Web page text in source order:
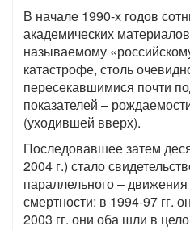
В начале 1990-х годов
академических
называемому
катастрофе, столь
пересекавшимися почти
показателей –
(уходившей вверх).
Последовавшее затем
2004 г.) стало
параллельного –
смертности: в 1994-97 гг.
2003 гг. они оба шли в